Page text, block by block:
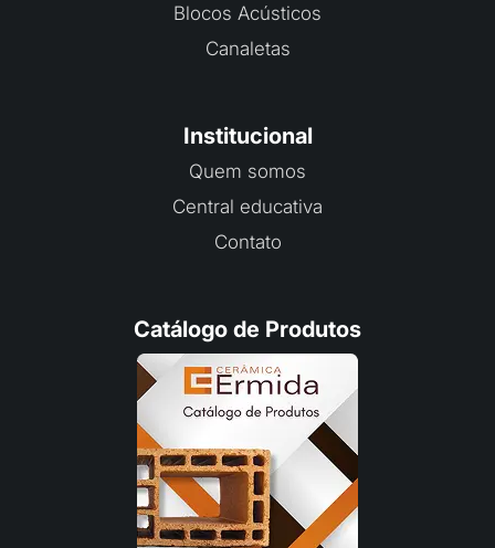
Blocos Acústicos
Canaletas
Institucional
Quem somos
Central educativa
Contato
Catálogo de Produtos